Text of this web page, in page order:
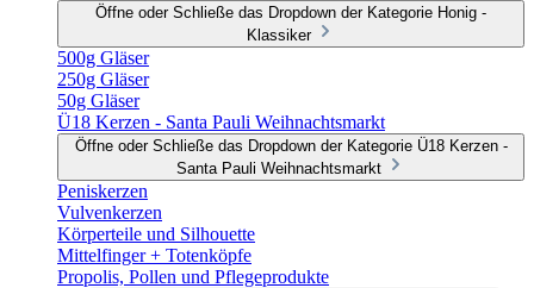
Öffne oder Schließe das Dropdown der Kategorie Honig -
Klassiker
500g Gläser
250g Gläser
50g Gläser
Ü18 Kerzen - Santa Pauli Weihnachtsmarkt
Öffne oder Schließe das Dropdown der Kategorie Ü18 Kerzen -
Santa Pauli Weihnachtsmarkt
Peniskerzen
Vulvenkerzen
Körperteile und Silhouette
Mittelfinger + Totenköpfe
Propolis, Pollen und Pflegeprodukte